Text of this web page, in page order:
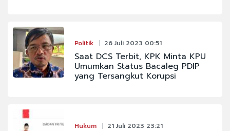
Politik 26 Juli 2023 00:51
Saat DCS Terbit, KPK Minta KPU
Umumkan Status Bacaleg PDIP
yang Tersangkut Korupsi
Hukum 21 Juli 2023 23:21